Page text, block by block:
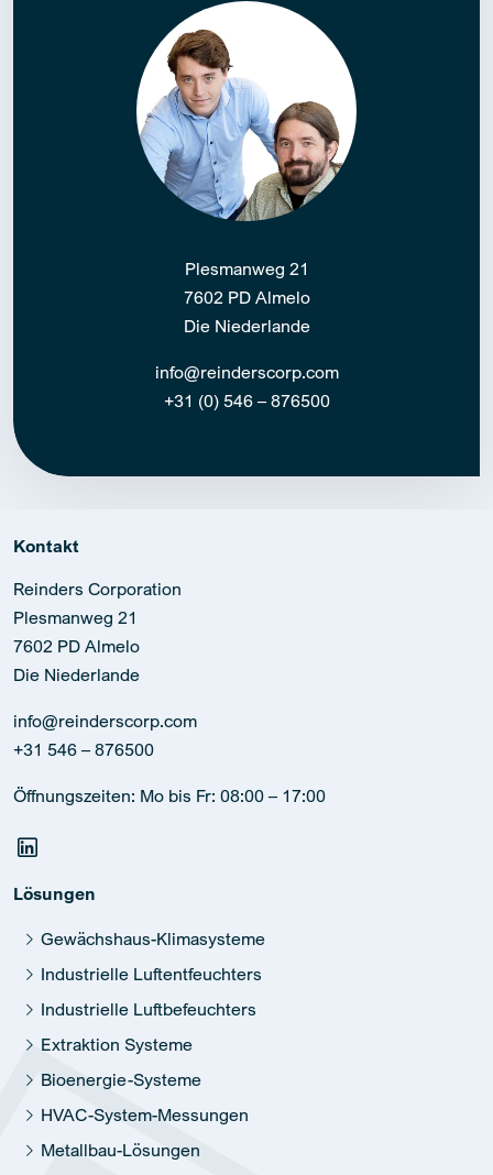
Plesmanweg 21
7602 PD Almelo
Die Niederlande
info@reinderscorp.com
+31 (0) 546 – 876500
Kontakt
Reinders Corporation
Plesmanweg 21
7602 PD Almelo
Die Niederlande
info@reinderscorp.com
+31 546 – 876500
Öffnungszeiten: Mo bis Fr: 08:00 – 17:00
Lösungen
Gewächshaus-Klimasysteme
Industrielle Luftentfeuchters
Industrielle Luftbefeuchters
Extraktion Systeme
Bioenergie-Systeme
HVAC-System-Messungen
Metallbau-Lösungen